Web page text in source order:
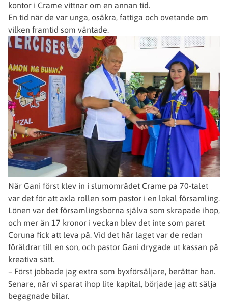
kontor i Crame vittnar om en annan tid.
En tid när de var unga, osäkra, fattiga och ovetande om
vilken framtid som väntade.
När Gani först klev in i slumområdet Crame på 70-talet
var det för att axla rollen som pastor i en lokal församling.
Lönen var det församlingsborna själva som skrapade ihop,
och mer än 17 kronor i veckan blev det inte som paret
Coruna fick att leva på. Vid det här laget var de redan
föräldrar till en son, och pastor Gani drygade ut kassan på
kreativa sätt.
– Först jobbade jag extra som byxförsäljare, berättar han.
Senare, när vi sparat ihop lite kapital, började jag att sälja
begagnade bilar.